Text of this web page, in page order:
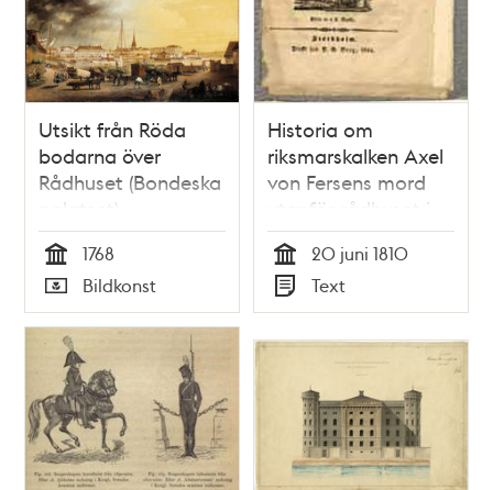
Utsikt från Röda
bodarna över
Rådhuset (Bondeska
palatset),
Riddarhuset och
Riddarholmen
Tid
1768
Typ
Bildkonst
Historia om
riksmarskalken Axel
von Fersens mord
utanför rådhuset i
Stockholm den 20
juni 1810.
Tid
20 juni 1810
Typ
Text